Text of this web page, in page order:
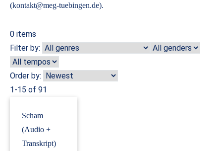
(kontakt@meg-tuebingen.de).
0 items
Filter by:
Order by:
1-15 of 91
Scham
(Audio +
Transkript)